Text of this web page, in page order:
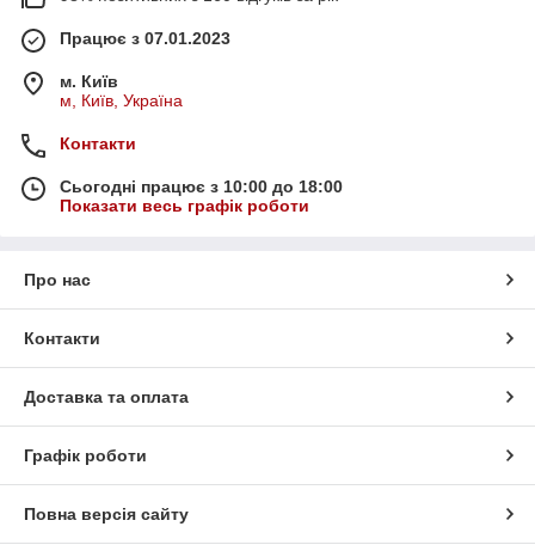
Працює з 07.01.2023
м. Київ
м, Київ, Україна
Контакти
Сьогодні працює з 10:00 до 18:00
Показати весь графік роботи
Про нас
Контакти
Доставка та оплата
Графік роботи
Повна версія сайту